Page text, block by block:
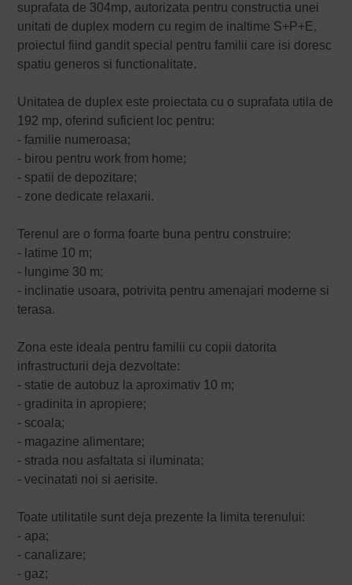
suprafata de 304mp, autorizata pentru constructia unei
unitati de duplex modern cu regim de inaltime S+P+E,
proiectul fiind gandit special pentru familii care isi doresc
spatiu generos si functionalitate.
Unitatea de duplex este proiectata cu o suprafata utila de
192 mp, oferind suficient loc pentru:
- familie numeroasa;
- birou pentru work from home;
- spatii de depozitare;
- zone dedicate relaxarii.
Terenul are o forma foarte buna pentru construire:
- latime 10 m;
- lungime 30 m;
- inclinatie usoara, potrivita pentru amenajari moderne si
terasa.
Zona este ideala pentru familii cu copii datorita
infrastructurii deja dezvoltate:
- statie de autobuz la aproximativ 10 m;
- gradinita in apropiere;
- scoala;
- magazine alimentare;
- strada nou asfaltata si iluminata;
- vecinatati noi si aerisite.
Toate utilitatile sunt deja prezente la limita terenului:
- apa;
- canalizare;
- gaz;